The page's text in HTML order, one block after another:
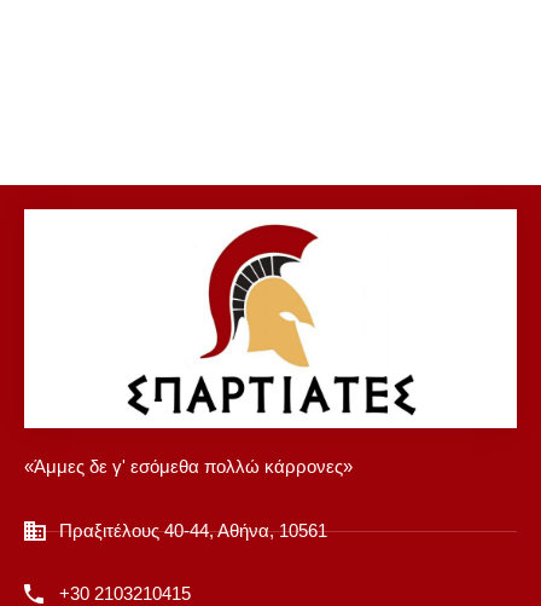
«Άμμες δε γ' εσόμεθα πολλώ κάρρονες»
Πραξιτέλους 40-44, Αθήνα, 10561
+30 2103210415